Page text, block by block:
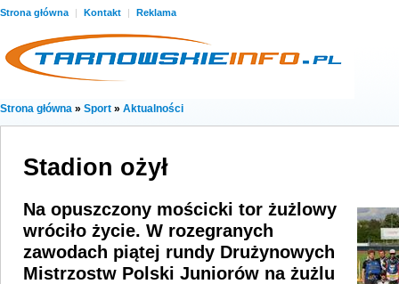
Strona główna | Kontakt | Reklama
Strona główna » Sport » Aktualności
Stadion ożył
Na opuszczony mościcki tor żużlowy
wróciło życie. W rozegranych
zawodach piątej rundy Drużynowych
Mistrzostw Polski Juniorów na żużlu